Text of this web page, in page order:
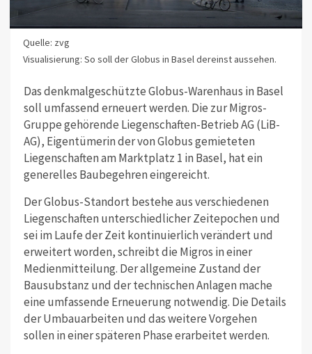
Quelle: zvg
Visualisierung: So soll der Globus in Basel dereinst aussehen.
Das denkmalgeschützte Globus-Warenhaus in Basel
soll umfassend erneuert werden. Die zur Migros-
Gruppe gehörende Liegenschaften-Betrieb AG (LiB-
AG), Eigentümerin der von Globus gemieteten
Liegenschaften am Marktplatz 1 in Basel, hat ein
generelles Baubegehren eingereicht.
Der Globus-Standort bestehe aus verschiedenen
Liegenschaften unterschiedlicher Zeitepochen und
sei im Laufe der Zeit kontinuierlich verändert und
erweitert worden, schreibt die Migros in einer
Medienmitteilung. Der allgemeine Zustand der
Bausubstanz und der technischen Anlagen mache
eine umfassende Erneuerung notwendig. Die Details
der Umbauarbeiten und das weitere Vorgehen
sollen in einer späteren Phase erarbeitet werden.